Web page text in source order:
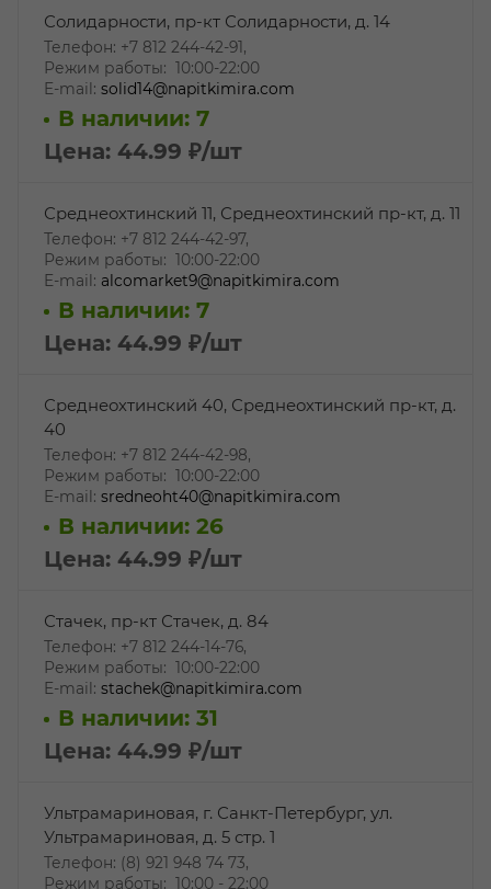
Солидарности, пр-кт Солидарности, д. 14
Телефон: +7 812 244-42-91,
Режим работы: 10:00-22:00
E-mail: solid14@napitkimira.com
В наличии: 7
Цена: 44.99 ₽/шт
Среднеохтинский 11, Среднеохтинский пр-кт, д. 11
Телефон: +7 812 244-42-97,
Режим работы: 10:00-22:00
E-mail: alcomarket9@napitkimira.com
В наличии: 7
Цена: 44.99 ₽/шт
Среднеохтинский 40, Среднеохтинский пр-кт, д.
40
Телефон: +7 812 244-42-98,
Режим работы: 10:00-22:00
E-mail: sredneoht40@napitkimira.com
В наличии: 26
Цена: 44.99 ₽/шт
Стачек, пр-кт Стачек, д. 84
Телефон: +7 812 244-14-76,
Режим работы: 10:00-22:00
E-mail: stachek@napitkimira.com
В наличии: 31
Цена: 44.99 ₽/шт
Ультрамариновая, г. Санкт-Петербург, ул.
Ультрамариновая, д. 5 стр. 1
Телефон: (8) 921 948 74 73,
Режим работы: 10:00 - 22:00